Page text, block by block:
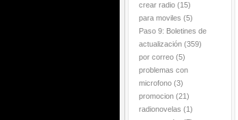
crear radio (15)
para moviles (5)
Paso 9: Boletines de
actualización (359)
por correo (5)
problemas con
microfono (3)
promocion (21)
radionovelas (1)